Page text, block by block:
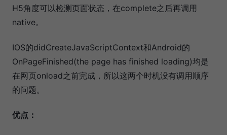
H5角度可以检测页面状态，在complete之后再调用
native。
IOS的didCreateJavaScriptContext和Android的
OnPageFinished(the page has finished loading)均是
在网页onload之前完成，所以这两个时机没有调用顺序
的问题。
优点：